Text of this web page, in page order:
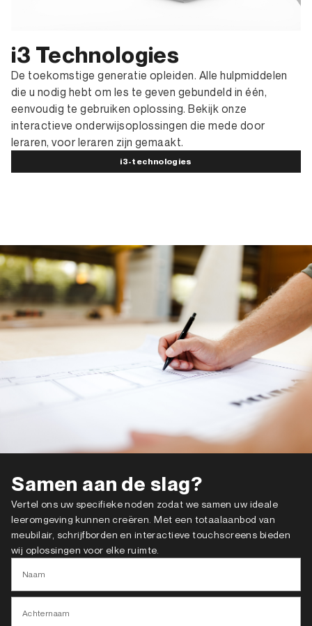
i3 Technologies
De toekomstige generatie opleiden. Alle hulpmiddelen
die u nodig hebt om les te geven gebundeld in één,
eenvoudig te gebruiken oplossing. Bekijk onze
interactieve onderwijsoplossingen die mede door
leraren, voor leraren zijn gemaakt.
i3-technologies
Samen aan de slag?
Vertel ons uw specifieke noden zodat we samen uw ideale
leeromgeving kunnen creëren. Met een totaalaanbod van
meubilair, schrijfborden en interactieve touchscreens bieden
wij oplossingen voor elke ruimte.
Naam
Achternaam